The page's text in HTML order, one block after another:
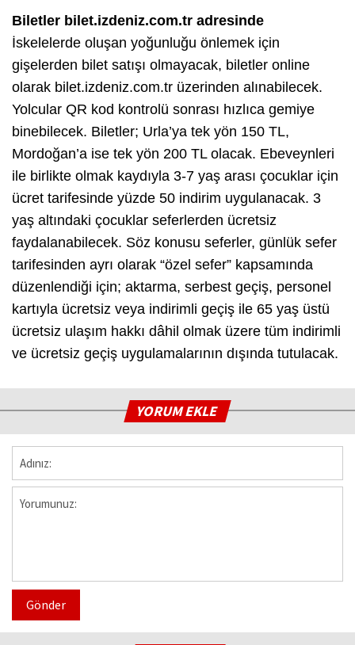
Biletler bilet.izdeniz.com.tr adresinde
İskelelerde oluşan yoğunluğu önlemek için
gişelerden bilet satışı olmayacak, biletler online
olarak bilet.izdeniz.com.tr üzerinden alınabilecek.
Yolcular QR kod kontrolü sonrası hızlıca gemiye
binebilecek. Biletler; Urla’ya tek yön 150 TL,
Mordoğan’a ise tek yön 200 TL olacak. Ebeveynleri
ile birlikte olmak kaydıyla 3-7 yaş arası çocuklar için
ücret tarifesinde yüzde 50 indirim uygulanacak. 3
yaş altındaki çocuklar seferlerden ücretsiz
faydalanabilecek. Söz konusu seferler, günlük sefer
tarifesinden ayrı olarak “özel sefer” kapsamında
düzenlendiği için; aktarma, serbest geçiş, personel
kartıyla ücretsiz veya indirimli geçiş ile 65 yaş üstü
ücretsiz ulaşım hakkı dâhil olmak üzere tüm indirimli
ve ücretsiz geçiş uygulamalarının dışında tutulacak.
YORUM EKLE
Gönder